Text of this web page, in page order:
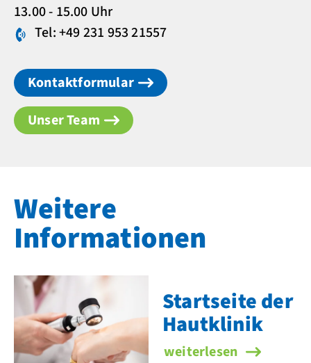
13.00 - 15.00 Uhr
Tel: +49 231 953 21557
Kontaktformular
Unser Team
Weitere
Informationen
Startseite der
Hautklinik
Startseite der
weiterlesen